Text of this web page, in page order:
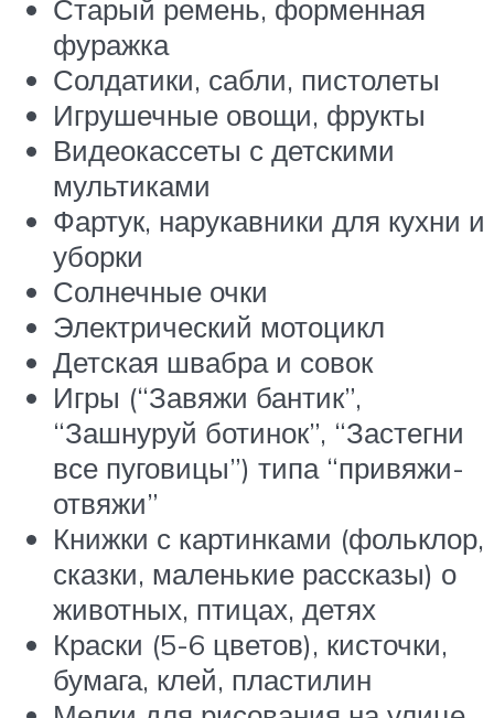
Старый ремень, форменная
фуражка
Солдатики, сабли, пистолеты
Игрушечные овощи, фрукты
Видеокассеты с детскими
мультиками
Фартук, нарукавники для кухни и
уборки
Солнечные очки
Электрический мотоцикл
Детская швабра и совок
Игры (“Завяжи бантик”,
“Зашнуруй ботинок”, “Застегни
все пуговицы”) типа “привяжи-
отвяжи”
Книжки с картинками (фольклор,
сказки, маленькие рассказы) о
животных, птицах, детях
Краски (5-6 цветов), кисточки,
бумага, клей, пластилин